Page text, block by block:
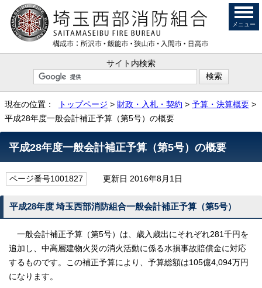
サイト内検索
メニュー
現在の位置： トップページ > 財政・入札・契約 > 予算・決算概要 >
平成28年度一般会計補正予算（第5号）の概要
平成28年度一般会計補正予算（第5号）の概要
ページ番号1001827 更新日 2016年8月1日
平成28年度 埼玉西部消防組合一般会計補正予算（第5号）
一般会計補正予算（第5号）は、歳入歳出にそれぞれ281千円を
追加し、中高層建物火災の消火活動に係る水損事故賠償金に対応
するものです。この補正予算により、予算総額は105億4,094万円
になります。